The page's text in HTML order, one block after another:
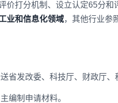
价打分机制、设立认定65分和
业和信息化领域，其他行业参
省发改委、科技厅、财政厅、
编制申请材料。